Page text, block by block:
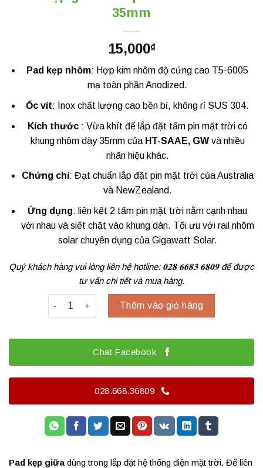
35mm
15,000₫
Pad kẹp nhôm: Hợp kim nhôm độ cứng cao T5-6005
mạ toàn phần Anodized.
Ốc vít: Inox chất lượng cao bền bỉ, không rỉ SUS 304.
Kích thước: Vừa khít để lắp đặt tấm pin mặt trời có
khung nhôm dày 35mm của HT-SAAE, GWvà nhiều
nhãn hiệu khác.
Chứng chỉ: Đạt chuẩn lắp đặt pin mặt trời của Australia
và NewZealand.
Ứng dụng: liên kết 2 tấm pin mặt trời nằm cạnh nhau
với nhau và siết chặt vào khung dàn. Tối ưu với rail nhôm
solar chuyên dụng của Gigawatt Solar.
Quý khách hàng vui lòng liên hệ hotline: 𝟎𝟐𝟖 𝟔𝟔𝟖𝟑 𝟔𝟖𝟎𝟗 để được
tư vấn chi tiết và mua hàng.
Pad kẹp giữa tấm pin - Mid Clamb - 35mm số lượng
Thêm vào giỏ hàng
Chat Facebook
028.668.36809
Pad kẹp giữa dùng trong lắp đặt hệ thống điện mặt trời. Để liên